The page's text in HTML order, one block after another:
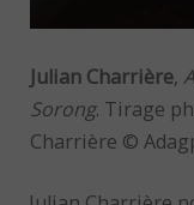
Julian Charrière,
Sorong. Tirage
Charrière ©